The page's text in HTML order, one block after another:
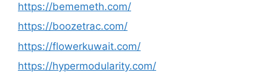
https://bememeth.com/
https://boozetrac.com/
https://flowerkuwait.com/
https://hypermodularity.com/